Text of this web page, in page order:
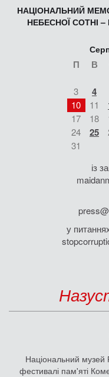
НАЦІОНАЛЬНИЙ
НЕБЕСНОЇ СОТНІ
П В
3 4
10
11
17
18
24
25
31
із
у
Національний музей
фестивалі пам'яті